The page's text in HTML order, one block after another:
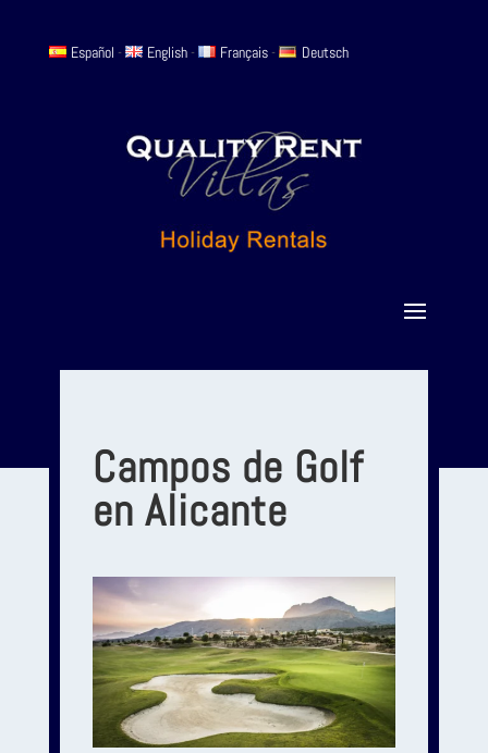
Español - English - Français - Deutsch
Campos de Golf
en Alicante